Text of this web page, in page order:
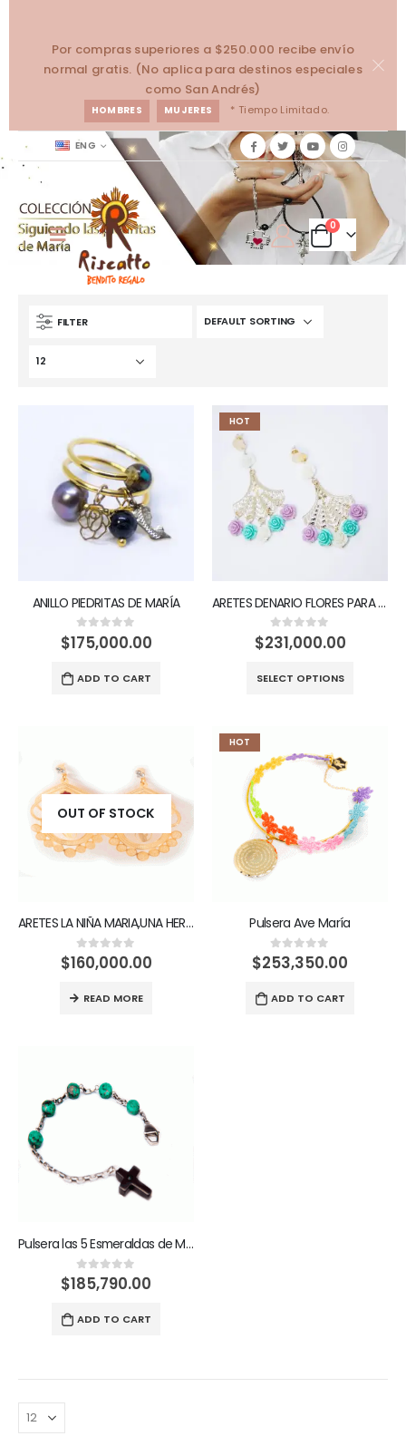
Por compras superiores a $250.000 recibe envío
normal gratis. (No aplica para destinos especiales
como San Andrés)
HOMBRES MUJERES * Tiempo Limitado.
ENG
0
FILTER
ANILLO PIEDRITAS DE MARÍA
0out of 5
$175,000.00
ADD TO CART
HOT
ARETES DENARIO FLORES PARA MARÍA
0out of 5
$231,000.00
SELECT OPTIONS
OUT OF STOCK
ARETES LA NIÑA MARIA,UNA HERMOSA FLOR
0out of 5
$160,000.00
READ MORE
HOT
Pulsera Ave María
0out of 5
$253,350.00
ADD TO CART
Pulsera las 5 Esmeraldas de María
0out of 5
$185,790.00
ADD TO CART